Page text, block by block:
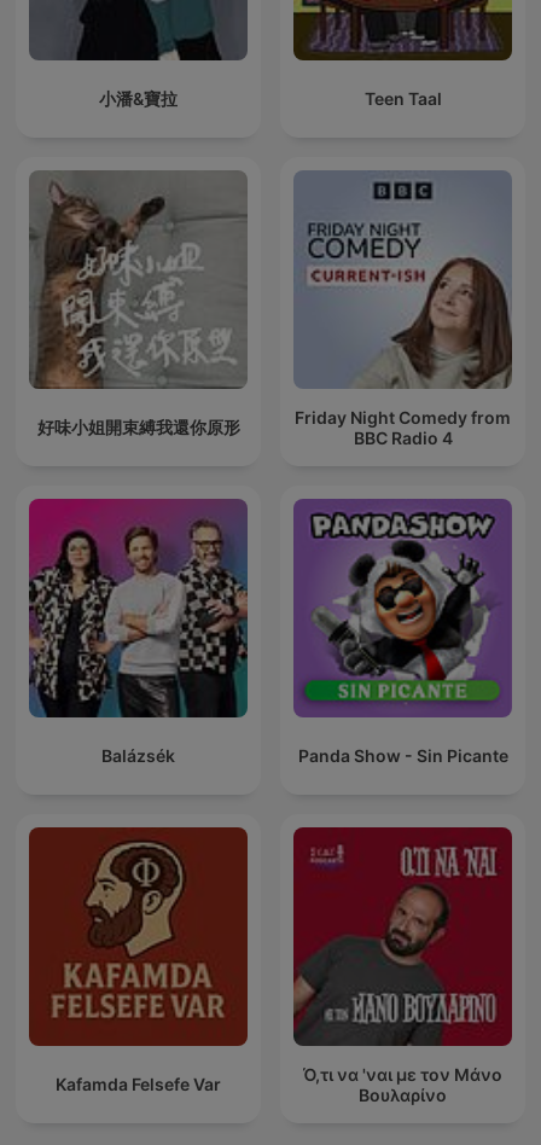
小潘&寶拉 Teen Taal
好味小姐開束縛我還你原形
Friday Night Comedy from
BBC Radio 4
Balázsék Panda Show - Sin Picante
Kafamda Felsefe Var
Ό,τι να 'ναι με τον Μάνο
Βουλαρίνο